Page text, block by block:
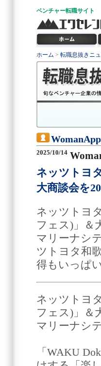
ベンチャー転職サイト
ホーム > 転職息抜きニ
2025/10/14
ネッツトヨ
大商談会を
ネッツトヨ
フェス)」＆
マリーナシ
ツトヨタ和
得もいっぱ
ネッツトヨ
フェス)」＆
マリーナシ
「WAKU